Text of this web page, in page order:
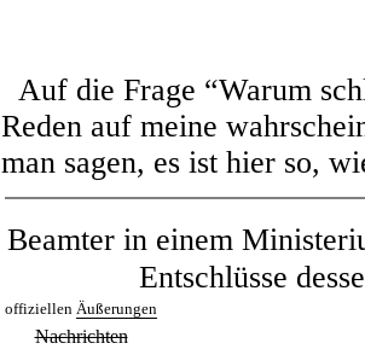
Auf die Frage “Warum
Reden auf meine
man sagen, es ist hier so,
Beamter in einem
Entschlüsse
offiziellen Äußerungen
Nachrichten